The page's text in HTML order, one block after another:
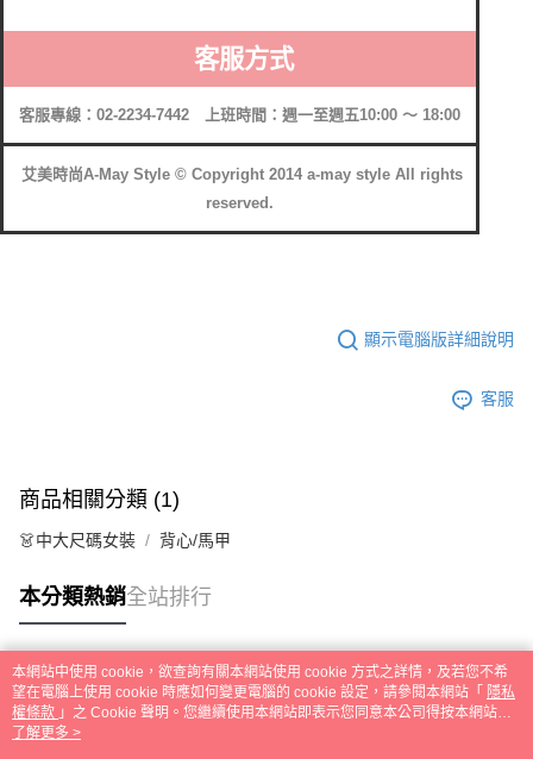
客服方式
客服專線：02-2234-7442 上班時間：週一至週五10:00 ～ 18:00
艾美時尚A-May Style © Copyright 2014 a-may style All rights
reserved.
顯示電腦版詳細說明
客服
商品相關分類 (1)
👗中大尺碼女裝 背心/馬甲
本分類熱銷全站排行
熱門標籤
本網站中使用 cookie，欲查詢有關本網站使用 cookie 方式之詳情，及若您不希
望在電腦上使用 cookie 時應如何變更電腦的 cookie 設定，請參閱本網站「 隱私
權條款 」之 Cookie 聲明。您繼續使用本網站即表示您同意本公司得按本網站使
用條款之 Cookie 聲明使用 cookie。
了解更多 >